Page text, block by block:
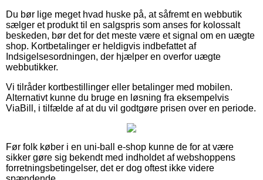
Du bør lige meget hvad huske på, at såfremt en webbutik
sælger et produkt til en salgspris som anses for kolossalt
beskeden, bør det for det meste være et signal om en uægte
shop. Kortbetalinger er heldigvis indbefattet af
Indsigelsesordningen, der hjælper en overfor uægte
webbutikker.
Vi tilråder kortbestillinger eller betalinger med mobilen.
Alternativt kunne du bruge en løsning fra eksempelvis
ViaBill, i tilfælde af at du vil godtgøre prisen over en periode.
Før folk køber i en uni-ball e-shop kunne de for at være
sikker gøre sig bekendt med indholdet af webshoppens
forretningsbetingelser, det er dog oftest ikke videre